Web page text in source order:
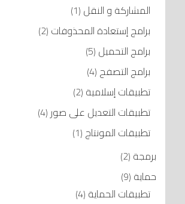
المشاركة و النقل (1)
برامج إستعادة المحذوفات (2)
برامج التحميل (5)
برامج التصفح (4)
تطبيقات إسلامية (2)
تطبيقات التعديل على صور (4)
تطبيقات المونتاج (1)
برمجة (2)
حماية (9)
تطبيقات الحماية (4)